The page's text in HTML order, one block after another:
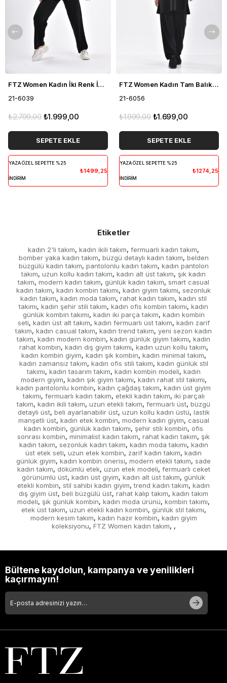
FTZ Women Kadın İki Renk İkili Takım Siyah 21-6039
21-6039
₺1.999,00
₺2.799,00
SEPETE EKLE
YAZA ÖZEL SEPETTE %25
İNDİRİM
₺1499,25
FTZ Women Kadın Tam Balıkçı İkili Takım Siyah 21-6056
21-6056
₺1.699,00
₺1.999,00
SEPETE EKLE
YAZA ÖZEL SEPETTE %25
İNDİRİM
₺1274,25
Etiketler
kadın 2'li takım, kadın ikili takım, fermuarlı kadın takım,
bomber yaka kadın takım, büzgü detaylı kadın takım, belden
büzgülü kadın takım, pantolonlu kadın takım, kadın pantolon
takım, uzun kollu kadın takım, kadın alt üst takım, şık kadın
takım, modern kadın takım, günlük kadın takım, smart casual
kadın takım, kadın kombin takımı, kadın giyim takımı, sezonluk
kadın takım, kadın moda takım, rahat kadın takım, kadın stil
takımı, kadın şehir stili takım, kadın ofis kombin takımı, kadın
günlük kombin takımı, kadın iki parça takım, kadın kombin
seti, kadın üst alt takım, kadın fermuarlı üst takım, kadın zarif
takım, kadın casual takım, kadın trend takım, yeni sezon kadın
takım, kadın modern kombin, kadın günlük giyim takımı, kadın
rahat kombin, kadın dış giyim takımı, kadın uzun kollu takım,
kadın kombin giyim, kadın şık kombin, kadın minimal takım,
kadın zamansız takım, kadın ofis stili takım, kadın günlük stil
takımı, kadın tasarım takım, kadın kombin modeli, kadın
modern giyim, kadın şık giyim takımı, kadın rahat stil takımı,
kadın pantolonlu kombin, kadın çağdaş takım, kadın üst giyim
takımı, fermuarlı kadın takım, etekli kadın takım, iki parçalı
takım, kadın ikili takım, uzun etekli takım, fermuarlı üst, büzgü
detaylı üst, beli ayarlanabilir üst, uzun kollu kadın üstü, lastik
manşetli üst, kadın etek kombin, modern kadın giyim, casual
kadın kombin, günlük kadın takımı, şehir stili kombin, ofis
sonrası kombin, minimalist kadın takım, rahat kadın takım, şık
kadın takım, sezonluk kadın takım, kadın moda takımı, kadın
üst etek seti, uzun etek kombin, zarif kadın takım, kadın
günlük giyim, kadın kombin önerisi, modern etekli takım, sade
kadın takım, dökümlü etek, uzun etek modeli, fermuarlı ceket
görünümlü üst, kadın üst giyim, kadın alt üst takım, günlük
etekli kombin, stil sahibi kadın giyim, trend kadın takım, kadın
dış giyim üst, beli büzgülü üst, rahat kalıp takım, kadın takım
modeli, şık günlük kombin, kadın moda ürünü, kombin takımı,
etek üst takım, uzun etekli kadın kombin, günlük stil takımı,
modern kesim takım, kadın hazır kombin, kadın giyim
koleksiyonu, FTZ Women kadın takım, ,
Bültene kaydolun, kampanya ve yenilikleri
kaçırmayın!